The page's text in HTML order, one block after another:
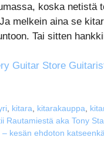
koska netistä
melkein aina se
Tai sitten
Guitar Store
kitara kitarakauppa
Rautamiestä aka Tony
kesän ehdoton